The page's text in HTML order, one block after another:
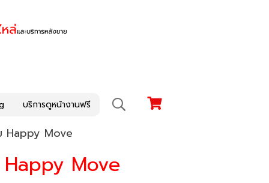
บริการดูหน้างานฟรี
Happy Move
Move